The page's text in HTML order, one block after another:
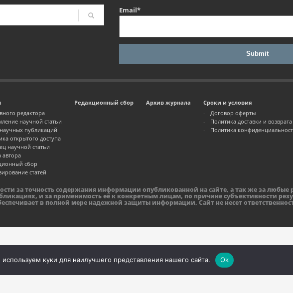
Email*
редактора
научной статьи
публикаций
открытого доступа
научной статьи
автора
сбор
статей
Редакционный сбор Архив журнала
Сроки и условия
Договор оферты
Политика доставки и возврата
Политика
за точность содержания информации опубликованной на сайте, а так же за
и за применимость её к конкретным лицам, по причине субъективности
в полной мере надежной защиты информации, Сайт не несет
куки для наилучшего представления нашего сайта. Ok